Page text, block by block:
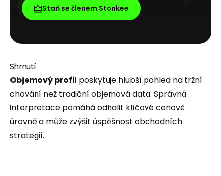
Staň se členem Stonkee
Shrnutí
Objemový profil poskytuje hlubší pohled na tržní
chování než tradiční objemová data. Správná
interpretace pomáhá odhalit klíčové cenové
úrovně a může zvýšit úspěšnost obchodních
strategií.